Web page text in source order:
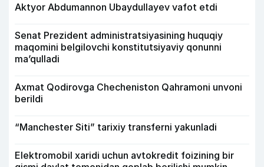
Aktyor Abdu­mannon Ubaydullayev vafot etdi
Senat Prezident administratsiyasining huquqiy
maqomini belgilovchi konstitutsiyaviy qonunni
ma’qulladi
Axmat Qodirovga Checheniston Qahramoni unvoni
berildi
“Manchester Siti” tarixiy transferni yakunladi
Elektromobil xaridi uchun avtokredit foizining bir